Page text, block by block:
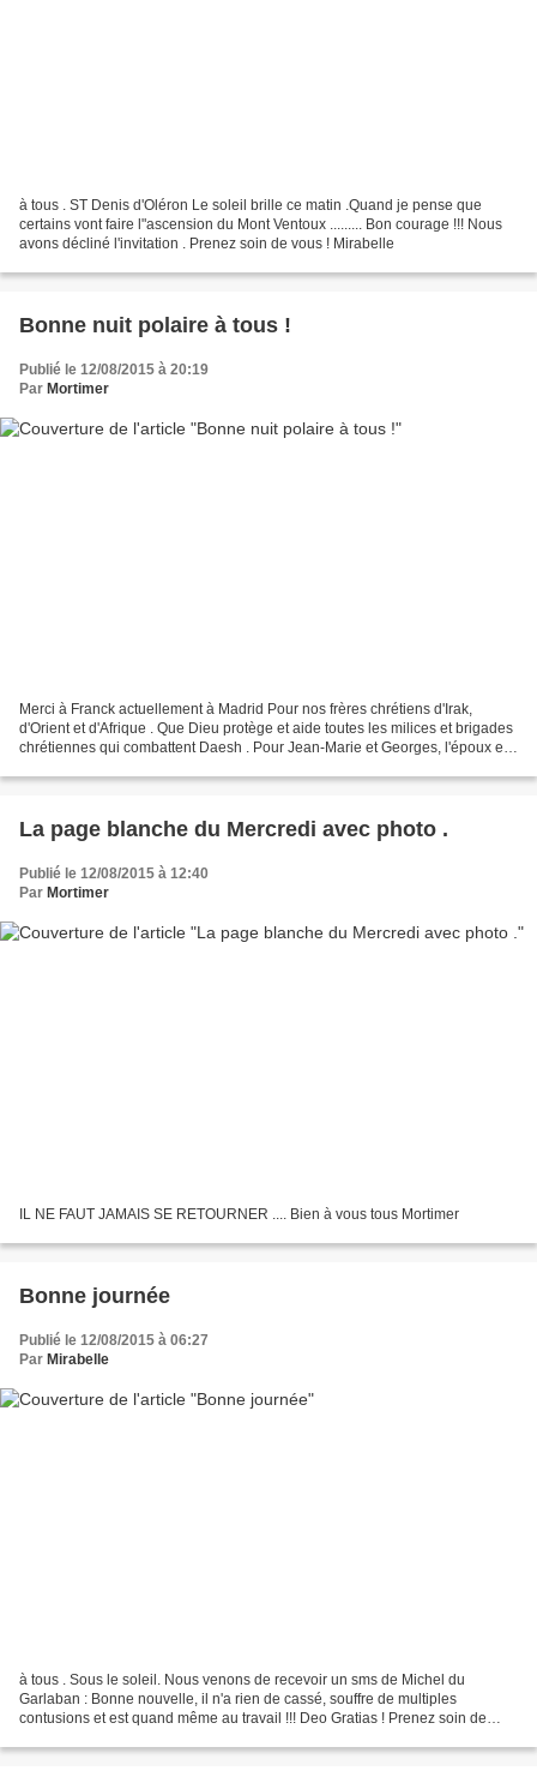
à tous . ST Denis d'Oléron Le soleil brille ce matin .Quand je pense que
certains vont faire l"ascension du Mont Ventoux ......... Bon courage !!! Nous
avons décliné l'invitation . Prenez soin de vous ! Mirabelle
Bonne nuit polaire à tous !
Publié le 12/08/2015 à 20:19
Par Mortimer
Merci à Franck actuellement à Madrid Pour nos frères chrétiens d'Irak,
d'Orient et d'Afrique . Que Dieu protège et aide toutes les milices et brigades
chrétiennes qui combattent Daesh . Pour Jean-Marie et Georges, l'époux et
La page blanche du Mercredi avec photo .
Publié le 12/08/2015 à 12:40
Par Mortimer
IL NE FAUT JAMAIS SE RETOURNER .... Bien à vous tous Mortimer
Bonne journée
Publié le 12/08/2015 à 06:27
Par Mirabelle
à tous . Sous le soleil. Nous venons de recevoir un sms de Michel du
Garlaban : Bonne nouvelle, il n'a rien de cassé, souffre de multiples
contusions et est quand même au travail !!! Deo Gratias ! Prenez soin de